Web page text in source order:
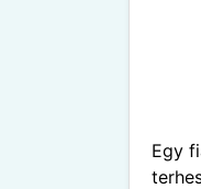
Egy